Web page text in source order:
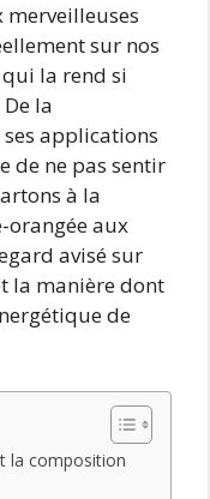
sur nos
qui la rend si
la
applications
de ne pas sentir
à la
orangée aux
avisé sur
la manière dont
de
la composition